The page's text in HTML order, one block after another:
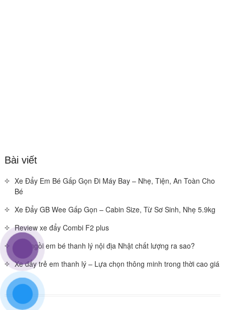
Bài viết
Xe Đẩy Em Bé Gấp Gọn Đi Máy Bay – Nhẹ, Tiện, An Toàn Cho
Bé
Xe Đẩy GB Wee Gấp Gọn – Cabin Size, Từ Sơ Sinh, Nhẹ 5.9kg
Review xe đẩy Combi F2 plus
Ghế ngồi em bé thanh lý nội địa Nhật chất lượng ra sao?
Xe đẩy trẻ em thanh lý – Lựa chọn thông minh trong thời cao giá